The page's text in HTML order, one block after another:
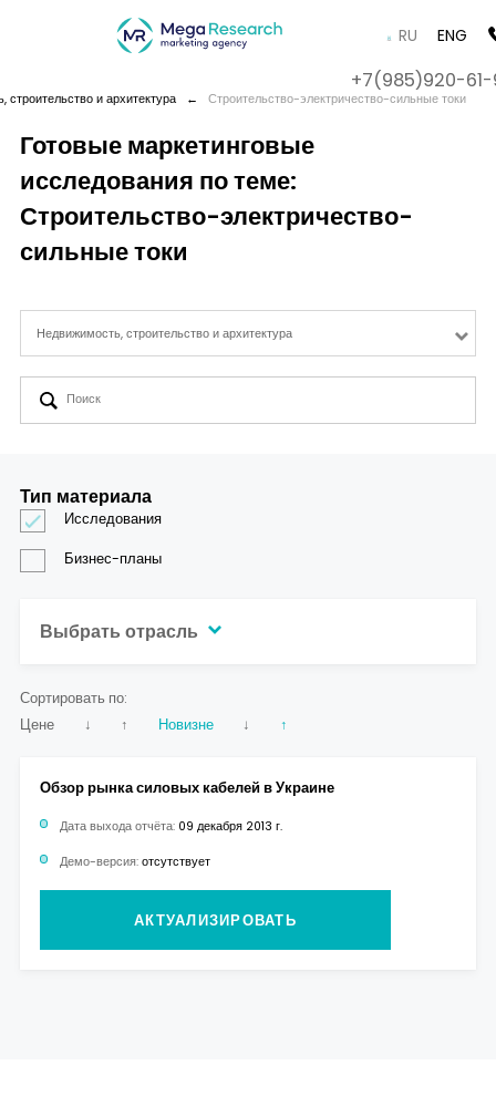
Company
Services
Cases
Contact us
RU ENG
+7(985)920-
строительство и архитектура ← Строительство-электричество-сильные токи
Готовые маркетинговые
исследования по теме:
Строительство-электричество-
сильные токи
Недвижимость, строительство и архитектура
Сортировать по:
Цене
↓ ↑ Новизне ↓ ↑
Обзор рынка силовых кабелей в Украине
Дата выхода отчёта: 09 декабря 2013 г.
Демо-версия: отсутствует
АКТУАЛИЗИРОВАТЬ
Тип материала
Исследования
Бизнес-планы
Выбрать отрасль